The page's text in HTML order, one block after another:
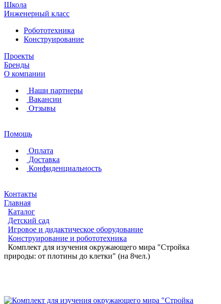
Школа
Инженерный класс
Робототехника
Конструирование
Проекты
Бренды
О компании
Наши партнеры
Вакансии
Отзывы
Помощь
Оплата
Доставка
Конфиденциальность
Контакты
Главная
Каталог
Детский сад
Игровое и дидактическое оборудование
Конструирование и робототехника
Комплект для изучения окружающего мира "Стройка
природы: от плотины до клетки" (на 8чел.)